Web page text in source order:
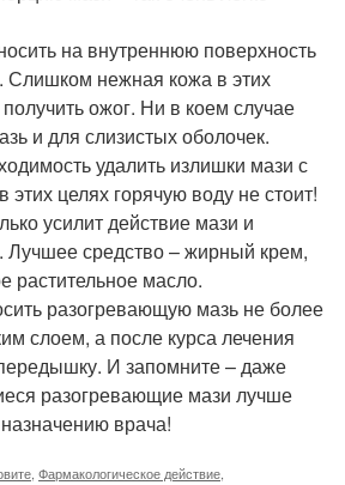
на внутреннюю поверхность
нежная кожа в этих
ожог. Ни в коем случае
и для слизистых оболочек.
удалить излишки мази с
этих целях горячую воду не стоит!
усилит действие мази и
средство – жирный крем,
растительное масло.
разогревающую мазь не более
слоем, а после курса лечения
И запомните – даже
разогревающие мази лучше
врача!
Фармакологическое действие